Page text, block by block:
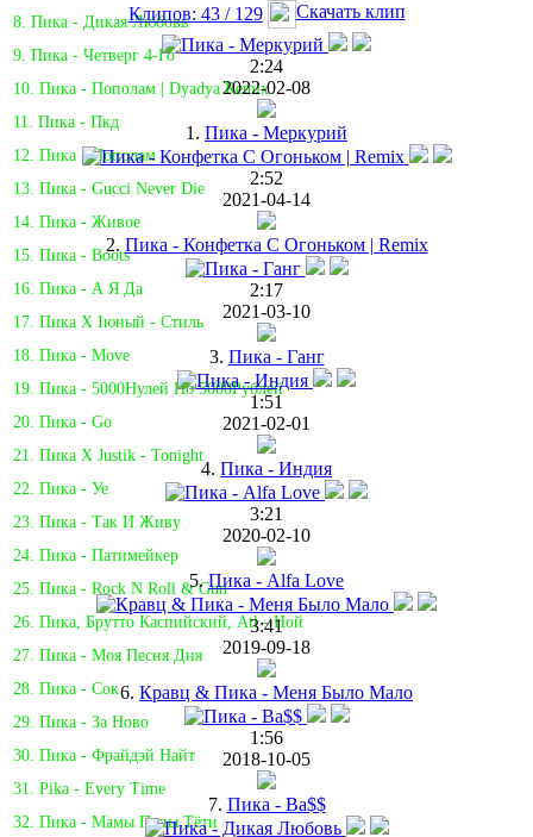
8. Пика - Дикая Любовь
9. Пика - Четверг 4-Го
10. Пика - Пополам | Dyadya Remix
11. Пика - Пкд
12. Пика - Пополам
13. Пика - Gucci Never Die
14. Пика - Живое
15. Пика - Boots
16. Пика - А Я Да
17. Пика Х Iюный - Стиль
18. Пика - Move
19. Пика - 5000Нулей По 5000Рублей
20. Пика - Go
21. Пика X Justik - Tonight
22. Пика - Уе
23. Пика - Так И Живу
24. Пика - Патимейкер
25. Пика - Rock N Roll & Gun
26. Пика, Брутто Каспийский, Atl - Ной
27. Пика - Моя Песня Дня
28. Пика - Сок
29. Пика - За Ново
30. Пика - Фрайдэй Найт
31. Pika - Every Time
32. Пика - Мамы Папы Тёти
Клипов: 43 / 129 Скачать клип
2:24
2022-02-08
1. Пика - Меркурий
2:52
2021-04-14
2. Пика - Конфетка С Огоньком | Remix
2:17
2021-03-10
3. Пика - Ганг
1:51
2021-02-01
4. Пика - Индия
3:21
2020-02-10
5.Пика - Alfa Love
3:41
2019-09-18
6. Кравц & Пика - Меня Было Мало
1:56
2018-10-05
7. Пика - Ba$$